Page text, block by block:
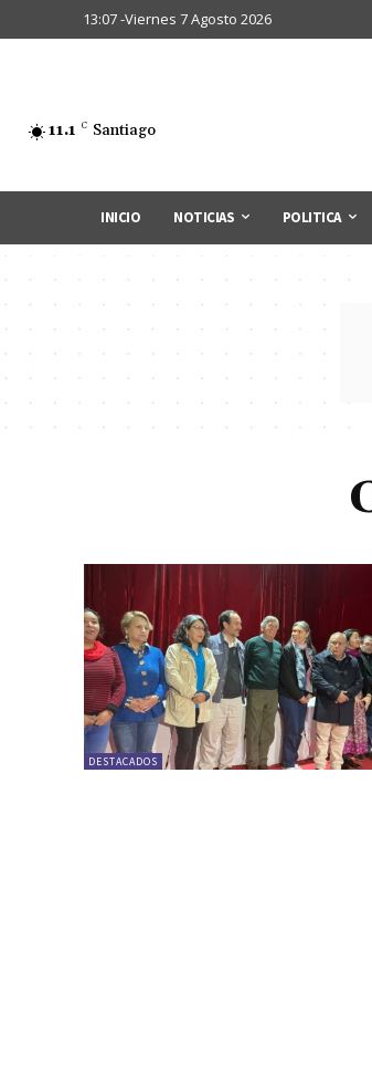
13:07 -Viernes 7 Agosto 2026
11.1 C Santiago
INICIO NOTICIAS POLITICA
DESTACADOS